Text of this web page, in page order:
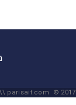
\\ parisait.com © 2017